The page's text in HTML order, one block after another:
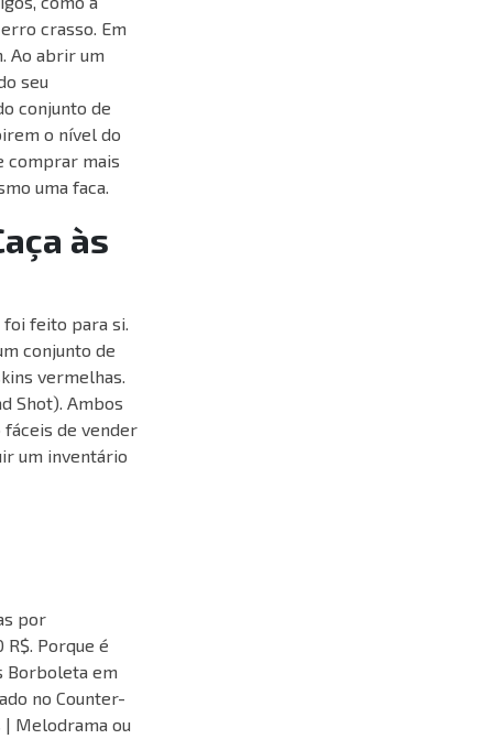
crasso. Em
Ao abrir um
seu
conjunto de
o nível do
comprar mais
uma faca.
às
foi feito para si.
conjunto de
vermelhas.
Shot). Ambos
fáceis de vender
um inventário
por
Porque é
Borboleta em
no Counter-
| Melodrama ou